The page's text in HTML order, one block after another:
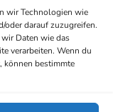
wir Technologien wie
oder darauf zuzugreifen.
Daten wie das
verarbeiten. Wenn du
bestimmte